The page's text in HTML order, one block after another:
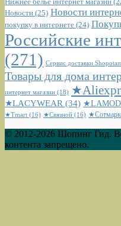
Новости (25) Новости
покупку в интернете (24)
Российские
(271) Сервис доставки
Товары для дома
интернет магазин (18)
★LACYWEAR (34)
★Tmart (16) ★Связной (16)
© 2012-2026 Шопинг Гид.
контента запрещено.